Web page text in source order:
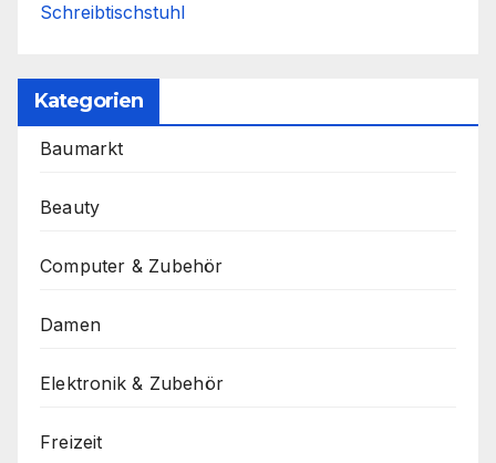
Schreibtischstuhl
Kategorien
Baumarkt
Beauty
Computer & Zubehör
Damen
Elektronik & Zubehör
Freizeit